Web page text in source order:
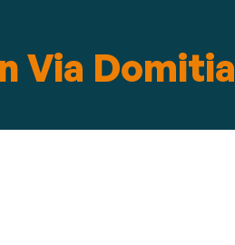
Via Domitia